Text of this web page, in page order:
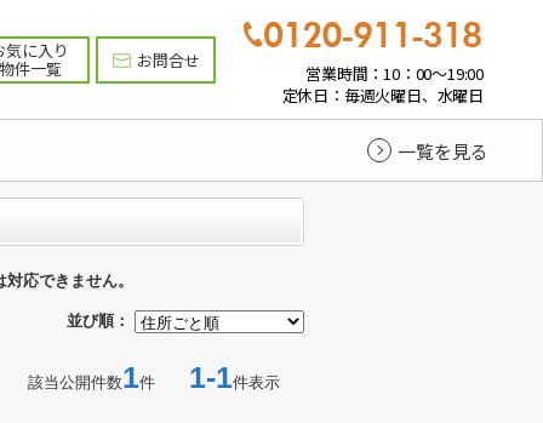
気に入り
件一覧 お問合せ
営業時間：10：00～19:00
定休日：毎週火曜日、水曜日
一覧を見る
応できません。
並び順：
該当公開件数1件 1-1件表示